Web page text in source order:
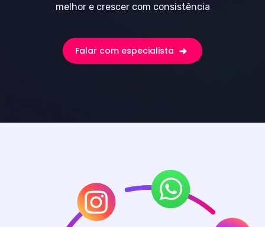
melhor e crescer com consistência
Falar com especialista